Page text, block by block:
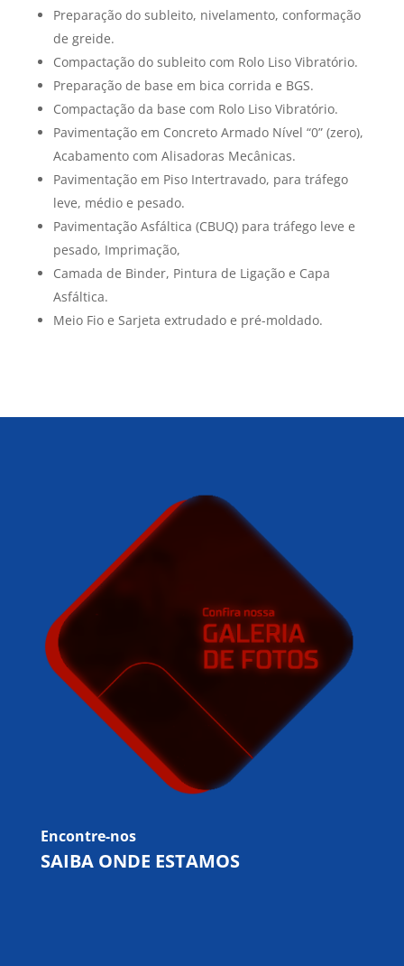
Preparação do subleito, nivelamento, conformação
de greide.
Compactação do subleito com Rolo Liso Vibratório.
Preparação de base em bica corrida e BGS.
Compactação da base com Rolo Liso Vibratório.
Pavimentação em Concreto Armado Nível “0” (zero),
Acabamento com Alisadoras Mecânicas.
Pavimentação em Piso Intertravado, para tráfego
leve, médio e pesado.
Pavimentação Asfáltica (CBUQ) para tráfego leve e
pesado, Imprimação,
Camada de Binder, Pintura de Ligação e Capa
Asfáltica.
Meio Fio e Sarjeta extrudado e pré-moldado.
Encontre-nos
SAIBA ONDE ESTAMOS